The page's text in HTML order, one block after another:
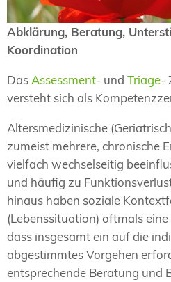
Abklärung, Beratung,
Koordination
Das Assessment- und Triage-
versteht sich als
Altersmedizinische
zumeist mehrere, chronische
vielfach wechselseitig
und häufig zu
hinaus haben soziale
(Lebenssituation) oftmals
dass insgesamt ein auf die
abgestimmtes Vorgehen
entsprechende Beratung und